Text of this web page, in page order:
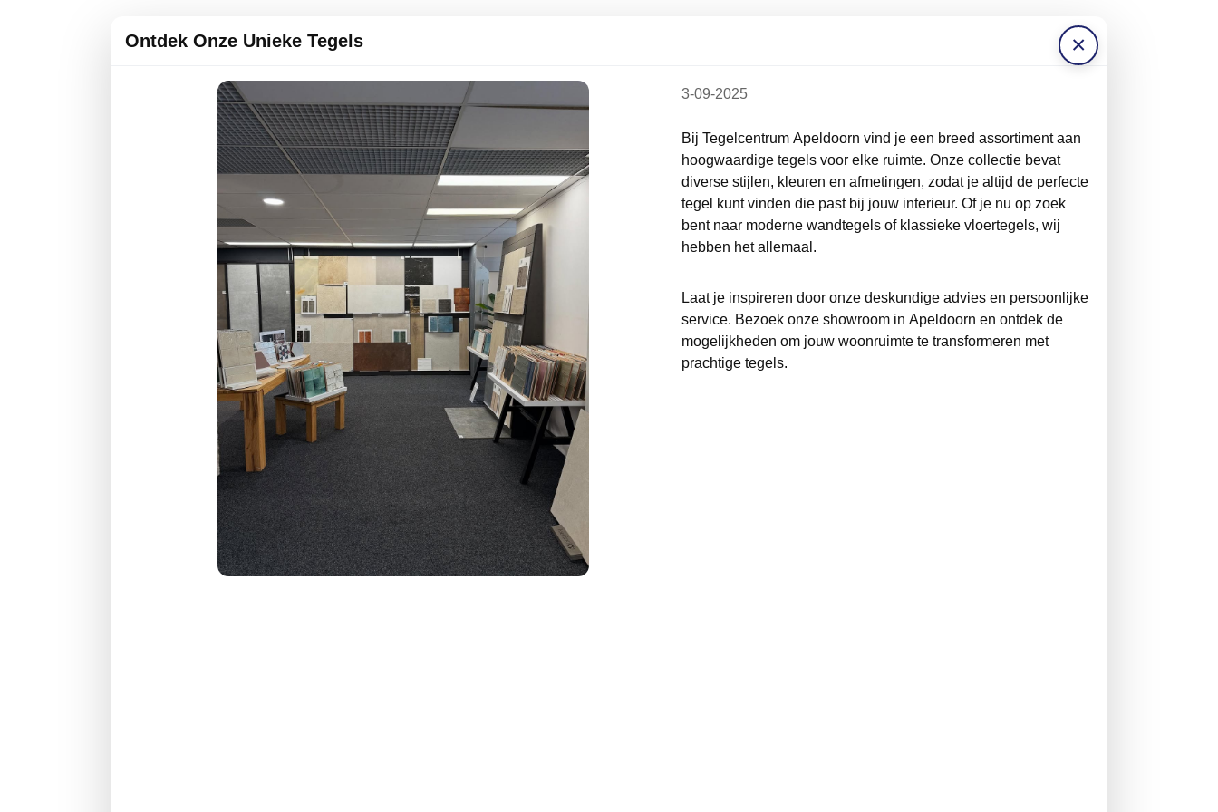
×
Ontdek Onze Unieke Tegels
3-09-2025
Bij Tegelcentrum Apeldoorn vind je een breed assortiment aan
hoogwaardige tegels voor elke ruimte. Onze collectie bevat
diverse stijlen, kleuren en afmetingen, zodat je altijd de perfecte
tegel kunt vinden die past bij jouw interieur. Of je nu op zoek
bent naar moderne wandtegels of klassieke vloertegels, wij
hebben het allemaal.
Laat je inspireren door onze deskundige advies en persoonlijke
service. Bezoek onze showroom in Apeldoorn en ontdek de
mogelijkheden om jouw woonruimte te transformeren met
prachtige tegels.